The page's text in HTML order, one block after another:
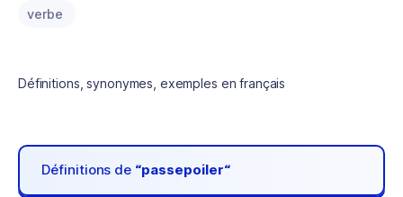
verbe
Définitions, synonymes, exemples en français
Définitions de “passepoiler“